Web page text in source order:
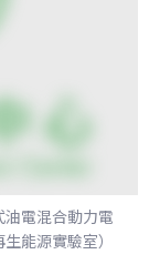
電混合動力電
能源實驗室）